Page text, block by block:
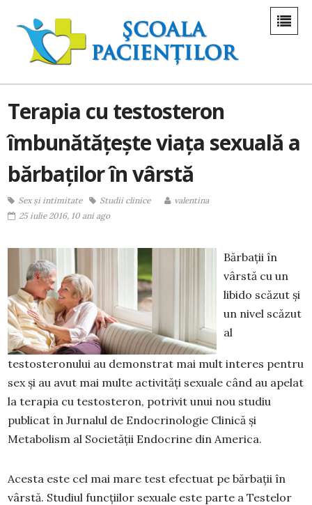
Terapia cu testosteron
îmbunătățește viața sexuală a
bărbaților în vârstă
Sex și intimitate Studii clinice
valentina
25 iulie 2016, 10 ani ago
Bărbații în
vârstă cu un
libido scăzut și
un nivel scăzut
al
testosteronului au demonstrat mai mult interes pentru
sex și au avut mai multe activități sexuale când au apelat
la terapia cu testosteron, potrivit unui nou studiu
publicat în Jurnalul de Endocrinologie Clinică și
Metabolism al Societății Endocrine din America.
Acesta este cel mai mare test efectuat pe bărbații în
vârstă. Studiul funcțiilor sexuale este parte a Testelor